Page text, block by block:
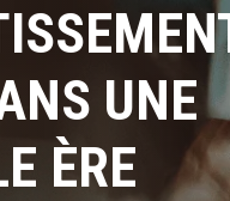
UNE
ÈRE